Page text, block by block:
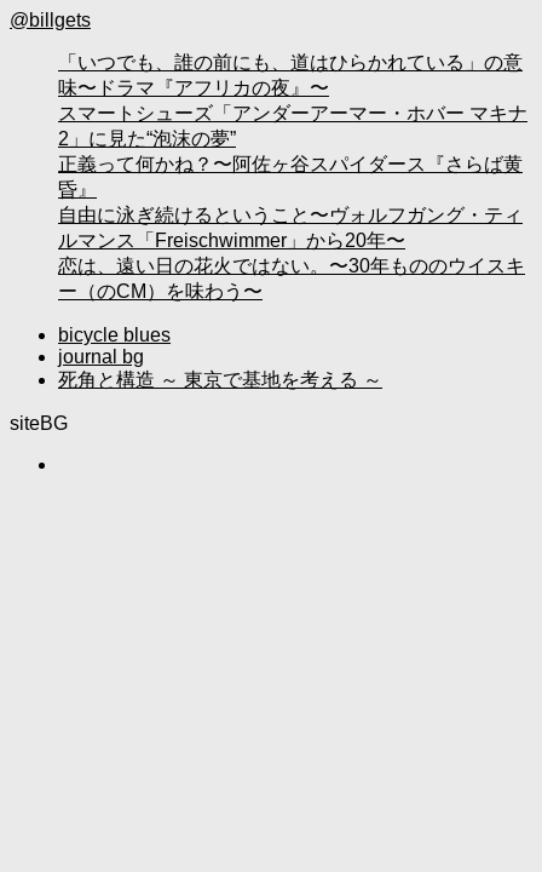
@billgets
「いつでも、誰の前にも、道はひらかれている」の意
味〜ドラマ『アフリカの夜』〜
スマートシューズ「アンダーアーマー・ホバー マキナ
2」に見た“泡沫の夢”
正義って何かね？〜阿佐ヶ谷スパイダース『さらば黄
昏』
自由に泳ぎ続けるということ〜ヴォルフガング・ティ
ルマンス「Freischwimmer」から20年〜
恋は、遠い日の花火ではない。〜30年もののウイスキ
ー（のCM）を味わう〜
bicycle blues
journal bg
死角と構造 ～ 東京で基地を考える ～
siteBG